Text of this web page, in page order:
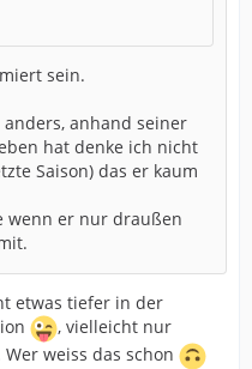
sein.
anhand seiner
hat denke ich nicht
Saison) das er kaum
wenn er nur draußen
etwas tiefer in der
, vielleicht nur
weiss das schon